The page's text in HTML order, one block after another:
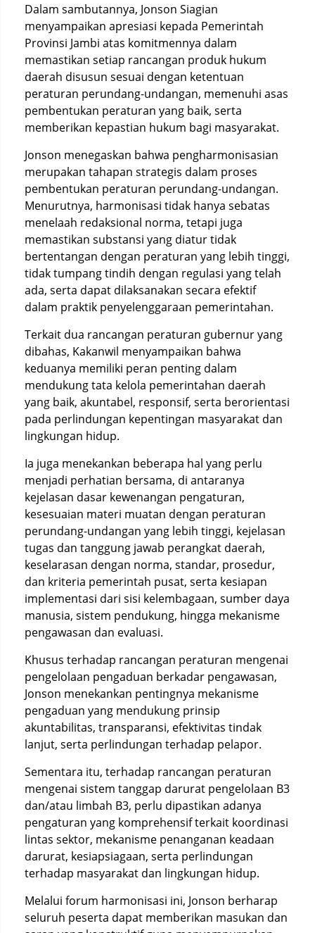
Dalam sambutannya, Jonson Siagian
menyampaikan apresiasi kepada Pemerintah
Provinsi Jambi atas komitmennya dalam
memastikan setiap rancangan produk hukum
daerah disusun sesuai dengan ketentuan
peraturan perundang-undangan, memenuhi asas
pembentukan peraturan yang baik, serta
memberikan kepastian hukum bagi masyarakat.
Jonson menegaskan bahwa pengharmonisasian
merupakan tahapan strategis dalam proses
pembentukan peraturan perundang-undangan.
Menurutnya, harmonisasi tidak hanya sebatas
menelaah redaksional norma, tetapi juga
memastikan substansi yang diatur tidak
bertentangan dengan peraturan yang lebih tinggi,
tidak tumpang tindih dengan regulasi yang telah
ada, serta dapat dilaksanakan secara efektif
dalam praktik penyelenggaraan pemerintahan.
Terkait dua rancangan peraturan gubernur yang
dibahas, Kakanwil menyampaikan bahwa
keduanya memiliki peran penting dalam
mendukung tata kelola pemerintahan daerah
yang baik, akuntabel, responsif, serta berorientasi
pada perlindungan kepentingan masyarakat dan
lingkungan hidup.
Ia juga menekankan beberapa hal yang perlu
menjadi perhatian bersama, di antaranya
kejelasan dasar kewenangan pengaturan,
kesesuaian materi muatan dengan peraturan
perundang-undangan yang lebih tinggi, kejelasan
tugas dan tanggung jawab perangkat daerah,
keselarasan dengan norma, standar, prosedur,
dan kriteria pemerintah pusat, serta kesiapan
implementasi dari sisi kelembagaan, sumber daya
manusia, sistem pendukung, hingga mekanisme
pengawasan dan evaluasi.
Khusus terhadap rancangan peraturan mengenai
pengelolaan pengaduan berkadar pengawasan,
Jonson menekankan pentingnya mekanisme
pengaduan yang mendukung prinsip
akuntabilitas, transparansi, efektivitas tindak
lanjut, serta perlindungan terhadap pelapor.
Sementara itu, terhadap rancangan peraturan
mengenai sistem tanggap darurat pengelolaan B3
dan/atau limbah B3, perlu dipastikan adanya
pengaturan yang komprehensif terkait koordinasi
lintas sektor, mekanisme penanganan keadaan
darurat, kesiapsiagaan, serta perlindungan
terhadap masyarakat dan lingkungan hidup.
Melalui forum harmonisasi ini, Jonson berharap
seluruh peserta dapat memberikan masukan dan